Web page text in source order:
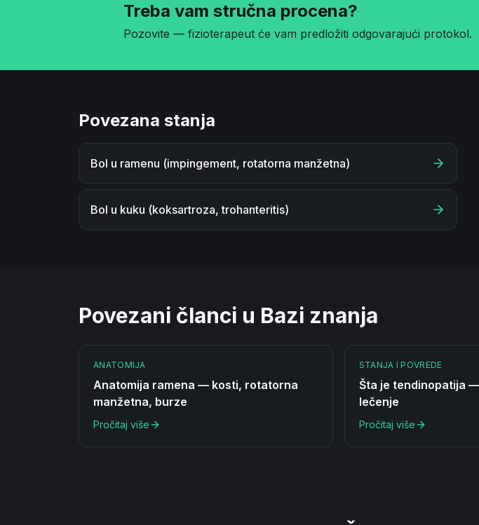
Treba vam stručna procena?
Pozovite — fizioterapeut će vam predložiti odgovarajući protokol.
Povezana stanja
Bol u ramenu (impingement, rotatorna manžetna)
Bol u kuku (koksartroza, trohanteritis)
Povezani članci u Bazi znanja
ANATOMIJA
Anatomija ramena — kosti, rotatorna
manžetna, burze
Pročitaj više
STANJA I POVREDE
Šta je tendinopatija
lečenje
Pročitaj više